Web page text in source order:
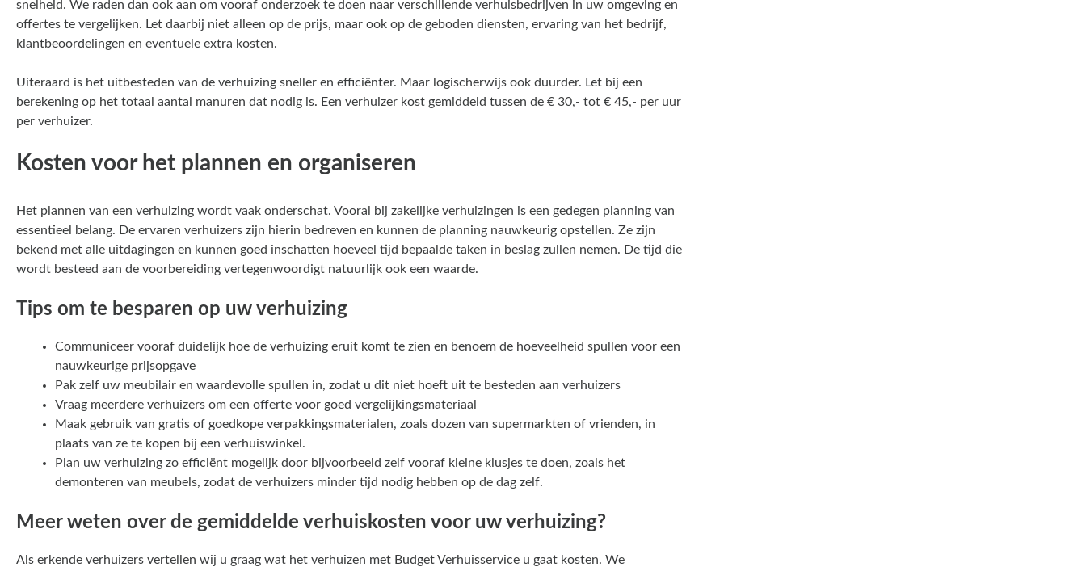
snelheid. We raden dan ook aan om vooraf onderzoek te doen naar verschillende verhuisbedrijven in uw omgeving en
offertes te vergelijken. Let daarbij niet alleen op de prijs, maar ook op de geboden diensten, ervaring van het bedrijf,
klantbeoordelingen en eventuele extra kosten.
Uiteraard is het uitbesteden van de verhuizing sneller en efficiënter. Maar logischerwijs ook duurder. Let bij een
berekening op het totaal aantal manuren dat nodig is. Een verhuizer kost gemiddeld tussen de € 30,- tot € 45,- per uur
per verhuizer.
Kosten voor het plannen en organiseren
Het plannen van een verhuizing wordt vaak onderschat. Vooral bij zakelijke verhuizingen is een gedegen planning van
essentieel belang. De ervaren verhuizers zijn hierin bedreven en kunnen de planning nauwkeurig opstellen. Ze zijn
bekend met alle uitdagingen en kunnen goed inschatten hoeveel tijd bepaalde taken in beslag zullen nemen. De tijd die
wordt besteed aan de voorbereiding vertegenwoordigt natuurlijk ook een waarde.
Tips om te besparen op uw verhuizing
Communiceer vooraf duidelijk hoe de verhuizing eruit komt te zien en benoem de hoeveelheid spullen voor een
nauwkeurige prijsopgave
Pak zelf uw meubilair en waardevolle spullen in, zodat u dit niet hoeft uit te besteden aan verhuizers
Vraag meerdere verhuizers om een offerte voor goed vergelijkingsmateriaal
Maak gebruik van gratis of goedkope verpakkingsmaterialen, zoals dozen van supermarkten of vrienden, in
plaats van ze te kopen bij een verhuiswinkel.
Plan uw verhuizing zo efficiënt mogelijk door bijvoorbeeld zelf vooraf kleine klusjes te doen, zoals het
demonteren van meubels, zodat de verhuizers minder tijd nodig hebben op de dag zelf.
Meer weten over de gemiddelde verhuiskosten voor uw verhuizing?
Als erkende verhuizers vertellen wij u graag wat het verhuizen met Budget Verhuisservice u gaat kosten. We